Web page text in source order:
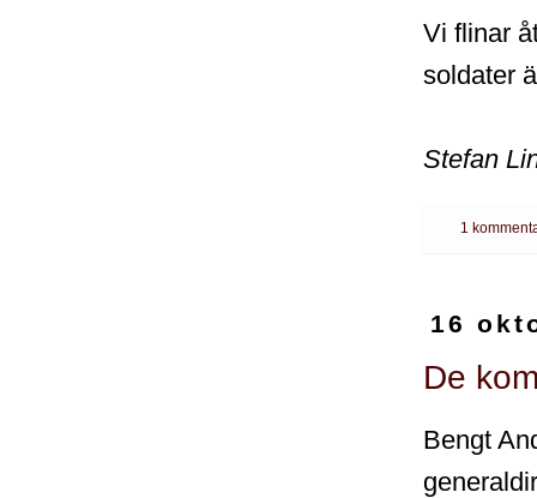
Vi flinar
soldater
Stefan
1
16
De
Bengt